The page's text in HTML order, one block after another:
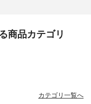
商品カテゴリ
カテゴリ一覧へ